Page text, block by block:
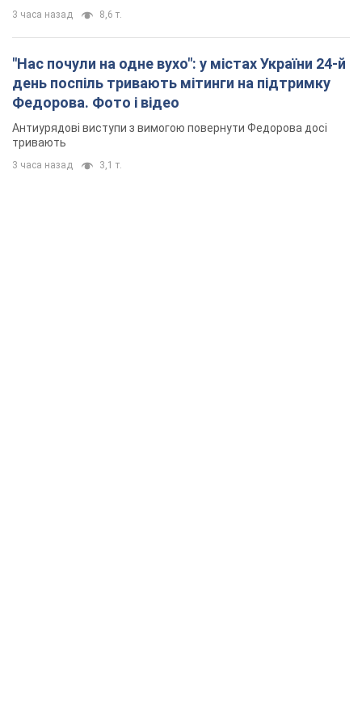
3 часа назад 8,6 т.
"Нас почули на одне вухо": у містах України 24-й
день поспіль тривають мітинги на підтримку
Федорова. Фото і відео
Антиурядові виступи з вимогою повернути Федорова досі
тривають
3 часа назад 3,1 т.